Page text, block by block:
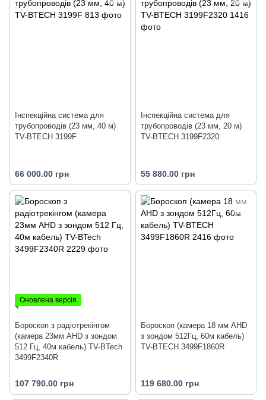
Інспекційна система для
трубопроводів (23 мм, 40 м)
TV-BTECH 3199F
66 000.00 грн
Інспекційна система для
трубопроводів (23 мм, 20 м)
TV-BTECH 3199F2320
55 880.00 грн
Оновлена версія
Бороскоп з радіотрекінгом
(камера 23мм AHD з зондом
512 Гц, 40м кабель) TV-BTech
3499F2340R
107 790.00 грн
Бороскоп (камера 18 мм AHD
з зондом 512Гц, 60м кабель)
TV-BTECH 3499F1860R
119 680.00 грн